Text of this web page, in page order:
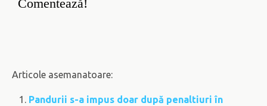
Comentează!
Articole asemanatoare:
Pandurii s-a impus doar după penaltiuri în